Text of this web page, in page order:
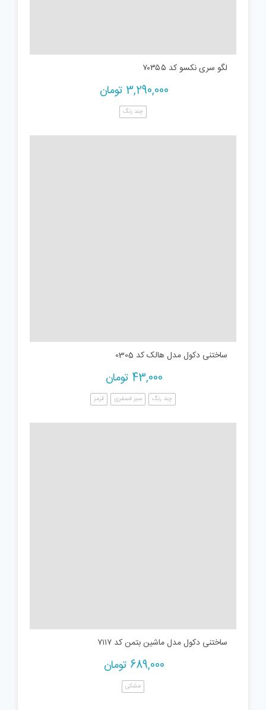
لگو سری نکسو کد ۷۰۳۵۵
3,290,000 تومان
چند رنگ
ساختنی دکول مدل هالک کد 0305
43,000 تومان
چند رنگ سبز فسفری قرمز
ساختنی دکول مدل ماشین بتمن کد ۷۱۱۷
689,000 تومان
مشکی